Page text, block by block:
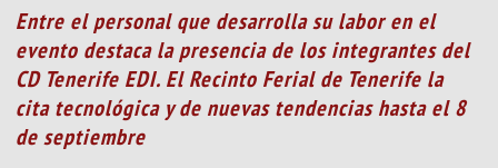
Entre el personal que desarrolla su labor en el
evento destaca la presencia de los integrantes del
CD Tenerife EDI. El Recinto Ferial de Tenerife la
cita tecnológica y de nuevas tendencias hasta el 8
de septiembre